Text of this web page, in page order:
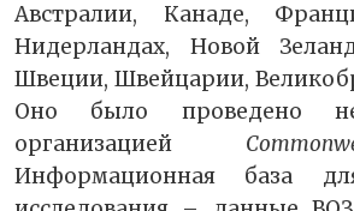
Австралии, Канаде,
Нидерландах, Новой
Швеции, Швейцарии,
Оно было проведено
организацией
Информационная база